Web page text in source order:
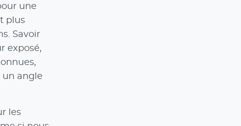
une
plus
Savoir
exposé,
un angle
les